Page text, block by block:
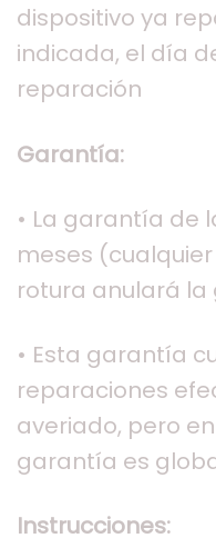
dispositivo ya
indicada, el día
reparación
Garantía:
• La garantía de
meses
rotura anulará
• Esta garantía
reparaciones
averiado, pero
garantía es
Instrucciones: